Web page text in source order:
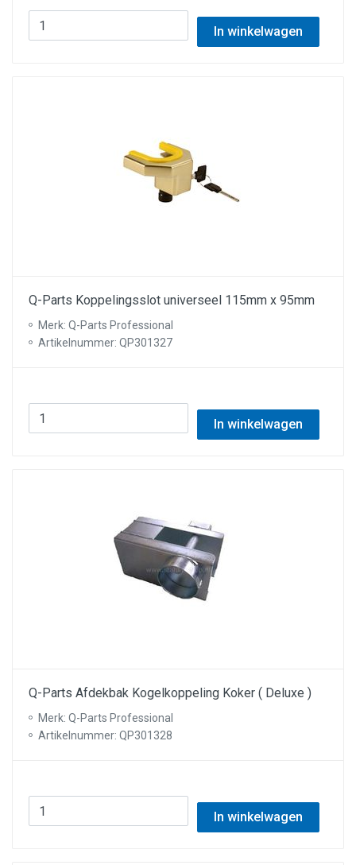
In winkelwagen
Q-Parts Koppelingsslot universeel 115mm x 95mm
Merk: Q-Parts Professional
Artikelnummer: QP301327
In winkelwagen
Q-Parts Afdekbak Kogelkoppeling Koker ( Deluxe )
Merk: Q-Parts Professional
Artikelnummer: QP301328
In winkelwagen